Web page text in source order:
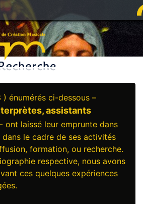
énumérés ci-dessous –
assistants
ont laissé leur emprunte dans
dans le cadre de ses activités
formation, ou recherche.
respective, nous avons
ces quelques expériences